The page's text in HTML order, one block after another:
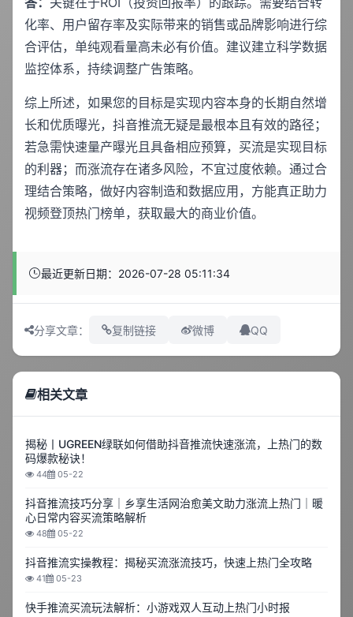
化率、用户留存率及实际带来的销售或品牌影响进行综
合评估，单纯观看量高未必有价值。建议建立科学数据
监控体系，持续调整广告策略。
综上所述，如果您的目标是实现内容本身的长期自然增
长和优质曝光，抖音推流无疑是最根本且有效的路径；
若急需快速量产曝光且具备相应预算，买流是实现目标
的利器；而涨流存在诸多风险，不宜过度依赖。通过合
理结合策略，做好内容制造和数据应用，方能真正助力
视频登顶热门榜单，获取最大的商业价值。
最近更新日期：2026-07-28 05:11:34
分享文章： 复制链接 微博 QQ
相关文章
揭秘丨UGREEN绿联如何借助抖音推流快速涨流，上热门的数
码爆款秘诀！
44 05-22
抖音推流技巧分享｜乡享生活网治愈美文助力涨流上热门｜暖
心日常内容买流策略解析
48 05-22
抖音推流实操教程：揭秘买流涨流技巧，快速上热门全攻略
41 05-23
快手推流买流玩法解析：小游戏双人互动上热门小时报